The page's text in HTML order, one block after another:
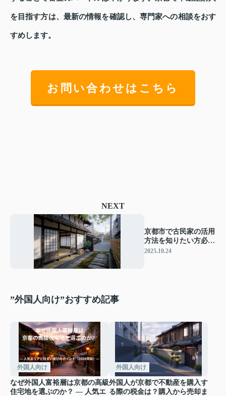
を目指す方は、最新の情報を確認し、専門家への相談をおす
すめします。
お問い合わせはこちら
NEXT
京都市で古民家の活用
方法を知りたい方必
見！二拠点生活の始め
2025.10.24
”外国人向け”おすすめ記事
外国人向け
なぜ外国人富裕層は京都の高級
住宅地を選ぶのか？ ― 人気エ
外国人向け
外国人が京都で不動産を購入す
る際の税金は？購入から売却ま